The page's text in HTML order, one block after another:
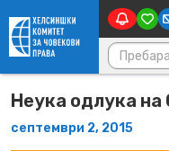
Skip to content
Неука одлука на
септември 2, 2015